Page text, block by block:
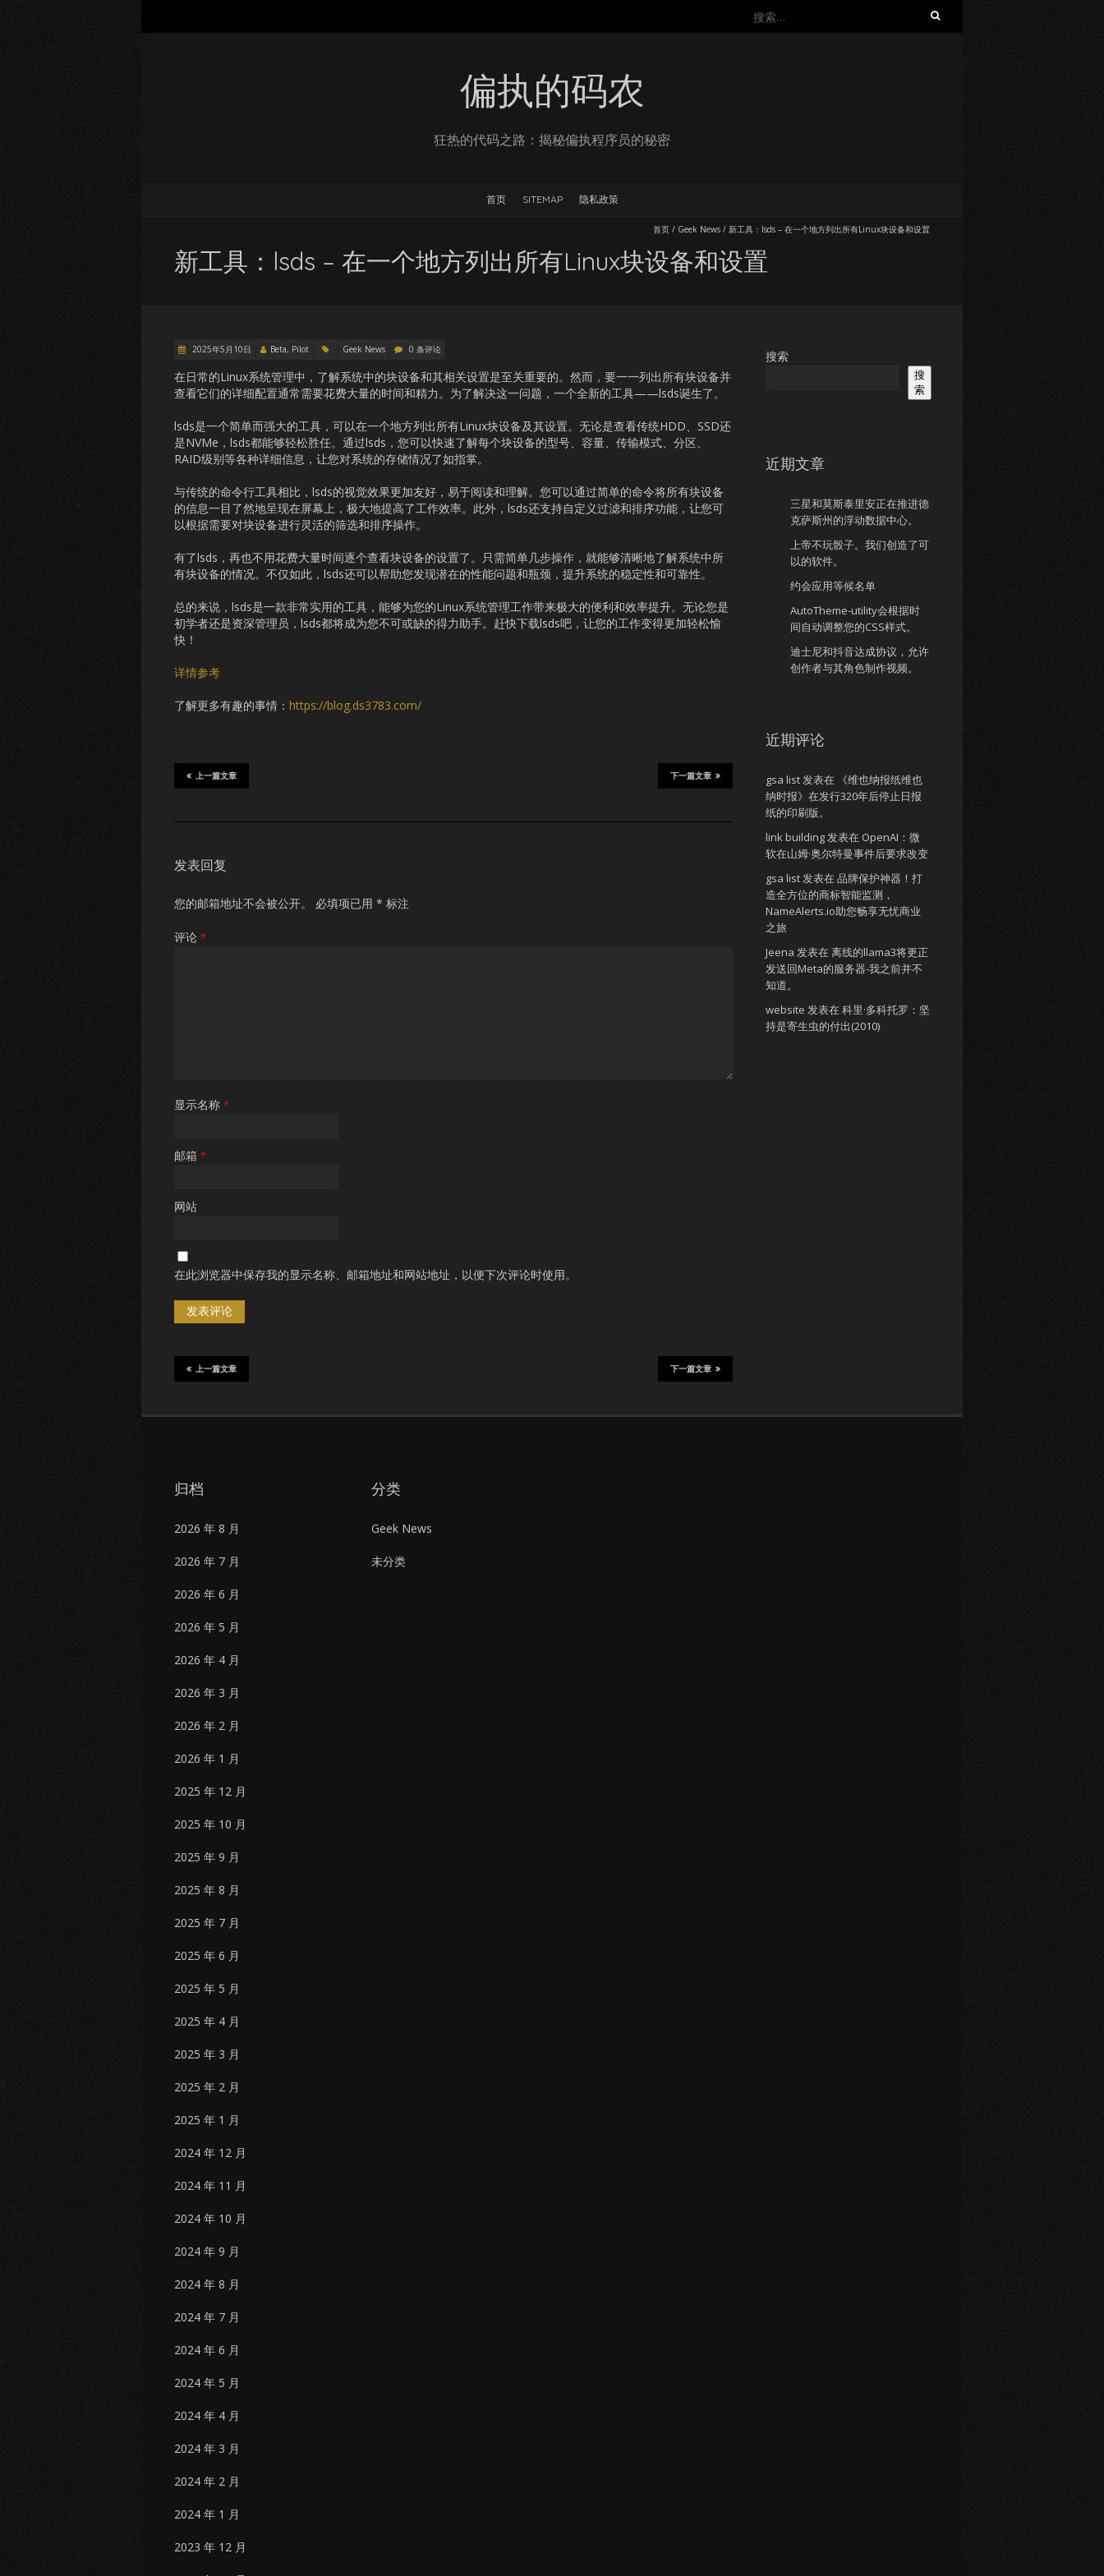
搜
偏执的码农
狂热的代码之路：揭秘偏执程序员的秘密
首页 SITEMAP 隐私政策
首页 / Geek News / 新工具：lsds – 在一个地方列出所有Linux块设备和设置
新工具：lsds – 在一个地方列出所有Linux块设备和设置
2025年5月10日 Beta, Pilot Geek News 0 条评论
在日常的Linux系统管理中，了解系统中的块设备和其相关设置是至关重要的。然而，要一一列出所有块设备并
查看它们的详细配置通常需要花费大量的时间和精力。为了解决这一问题，一个全新的工具——lsds诞生了。
lsds是一个简单而强大的工具，可以在一个地方列出所有Linux块设备及其设置。无论是查看传统HDD、SSD还
是NVMe，lsds都能够轻松胜任。通过lsds，您可以快速了解每个块设备的型号、容量、传输模式、分区、
RAID级别等各种详细信息，让您对系统的存储情况了如指掌。
与传统的命令行工具相比，lsds的视觉效果更加友好，易于阅读和理解。您可以通过简单的命令将所有块设备
的信息一目了然地呈现在屏幕上，极大地提高了工作效率。此外，lsds还支持自定义过滤和排序功能，让您可
以根据需要对块设备进行灵活的筛选和排序操作。
有了lsds，再也不用花费大量时间逐个查看块设备的设置了。只需简单几步操作，就能够清晰地了解系统中所
有块设备的情况。不仅如此，lsds还可以帮助您发现潜在的性能问题和瓶颈，提升系统的稳定性和可靠性。
总的来说，lsds是一款非常实用的工具，能够为您的Linux系统管理工作带来极大的便利和效率提升。无论您是
初学者还是资深管理员，lsds都将成为您不可或缺的得力助手。赶快下载lsds吧，让您的工作变得更加轻松愉
快！
详情参考
了解更多有趣的事情： https://blog.ds3783.com/
下一篇文章
上一篇文章
发表回复
您的邮箱地址不会被公开。 必填项已用 * 标注
评论 *
显示名称 *
邮箱 *
网站
在此浏览器中保存我的显示名称、邮箱地址和网站地址，以便下次评论时使用。
下一篇文章
上一篇文章
搜索
搜
索
近期文章
三星和莫斯泰里安正在推进德
克萨斯州的浮动数据中心。
上帝不玩骰子。我们创造了可
以的软件。
约会应用等候名单
AutoTheme-utility会根据时
间自动调整您的CSS样式。
迪士尼和抖音达成协议，允许
创作者与其角色制作视频。
近期评论
gsa list发表在
《维也纳报纸维也
纳时报》在发行320年后停止日报
纸的印刷版。
link building发表在 OpenAI：微
软在山姆·奥尔特曼事件后要求改变
gsa list发表在 品牌保护神器！打
造全方位的商标智能监测，
NameAlerts.io助您畅享无忧商业
之旅
Jeena 发表在 离线的llama3将更正
发送回Meta的服务器-我之前并不
知道。
website 发表在 科里·多科托罗：坚
持是寄生虫的付出(2010)
归档
2026 年 8 月
2026 年 7 月
2026 年 6 月
2026 年 5 月
2026 年 4 月
2026 年 3 月
2026 年 2 月
2026 年 1 月
2025 年 12 月
2025 年 10 月
2025 年 9 月
2025 年 8 月
2025 年 7 月
2025 年 6 月
2025 年 5 月
2025 年 4 月
2025 年 3 月
2025 年 2 月
2025 年 1 月
2024 年 12 月
2024 年 11 月
2024 年 10 月
2024 年 9 月
2024 年 8 月
2024 年 7 月
2024 年 6 月
2024 年 5 月
2024 年 4 月
2024 年 3 月
2024 年 2 月
2024 年 1 月
2023 年 12 月
分类
Geek News
未分类